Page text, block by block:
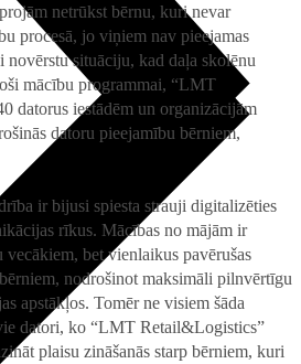
netrūkst bērnu, kuri nevar
procesā, jo viņiem nav pieejamas
novērstu situāciju, kad daļa skolēnu
mācību programmai, “LMT
datorus iestādēm un organizācijām
datoru pieejamību bērniem,
ir bijusi spiesta strauji digitalizēties
rīkus. Mācības no mājām ir
vecākiem, bet vienlaikus pavērušas
nodrošinot maksimāli pilnvērtīgu
apstākļos. Tomēr ne visiem šāda
datori, ko “LMT Retail&Logistics”
plaisu zināšanās starp bērniem, kuri